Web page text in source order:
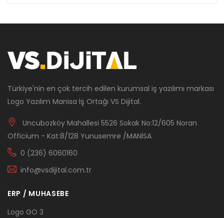
Türkiye'nin en çok tercih edilen kurumsal iş yazılımı markası
Logo Yazılım Manisa İş Ortağı VS Dijital.
Uncubozköy Mahallesi 5526 Sokak No:12/605 Noran
Officium - Kat:8/128 Yunusemre /MANİSA
0 (236) 6060160
info@vsdijital.com.tr
ERP / MUHASEBE
Logo GO 3